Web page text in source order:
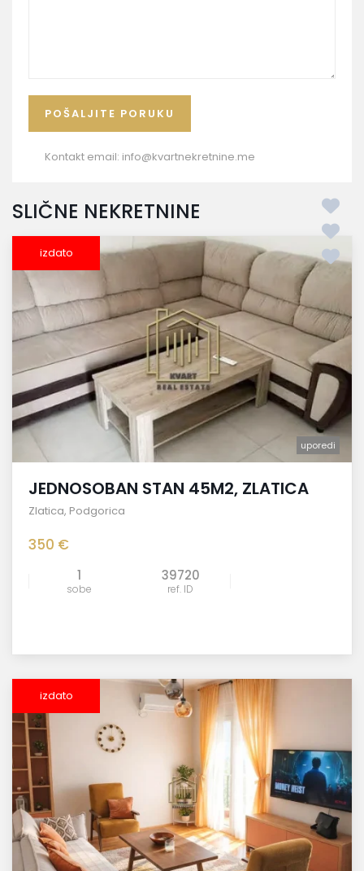
Kontakt email: info@kvartnekretnine.me
SLIČNE NEKRETNINE
izdato
uporedi
JEDNOSOBAN STAN 45M2, ZLATICA
Zlatica, Podgorica
350 €
1
sobe
39720
ref. ID
izdato